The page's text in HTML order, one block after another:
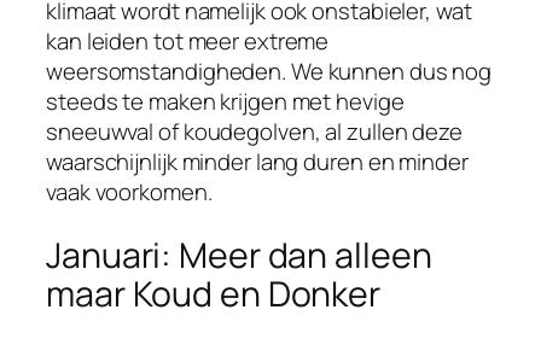
klimaat wordt namelijk ook onstabieler, wat
kan leiden tot meer extreme
weersomstandigheden. We kunnen dus nog
steeds te maken krijgen met hevige
sneeuwval of koudegolven, al zullen deze
waarschijnlijk minder lang duren en minder
vaak voorkomen.
Januari: Meer dan alleen
maar Koud en Donker